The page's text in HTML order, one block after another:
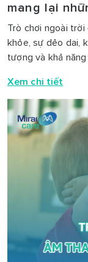
mang lại
Trò chơi ngoài
khỏe, sự dẻo dai,
tượng và khả
Xem chi tiết